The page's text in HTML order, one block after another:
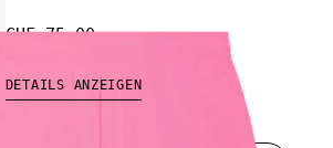
CHF 75.00
DETAILS ANZEIGEN